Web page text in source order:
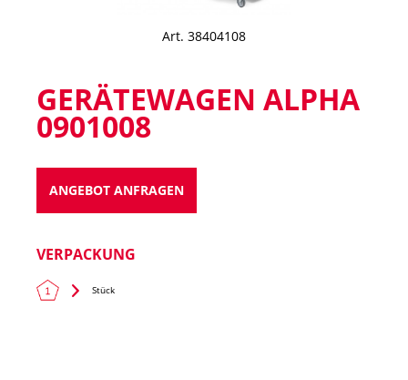
Art. 38404108
GERÄTEWAGEN ALPHA
0901008
ANGEBOT ANFRAGEN
VERPACKUNG
Stück